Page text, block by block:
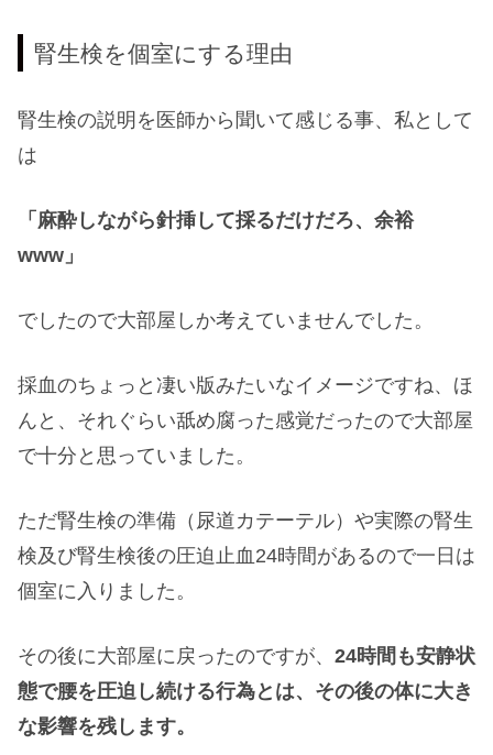
腎生検を個室にする理由
腎生検の説明を医師から聞いて感じる事、私として
は
「麻酔しながら針挿して採るだけだろ、余裕
www」
でしたので大部屋しか考えていませんでした。
採血のちょっと凄い版みたいなイメージですね、ほ
んと、それぐらい舐め腐った感覚だったので大部屋
で十分と思っていました。
ただ腎生検の準備（尿道カテーテル）や実際の腎生
検及び腎生検後の圧迫止血24時間があるので一日は
個室に入りました。
その後に大部屋に戻ったのですが、 24時間も安静状
態で腰を圧迫し続ける行為とは、その後の体に大き
な影響を残します。